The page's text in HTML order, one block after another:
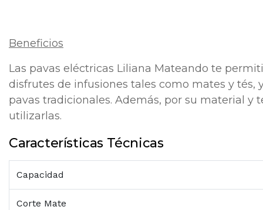
Beneficios
Las pavas eléctricas Liliana Mateando te
disfrutes de infusiones tales como mates y
pavas tradicionales. Además, por su material y
utilizarlas.
Características Técnicas
Capacidad
Corte Mate